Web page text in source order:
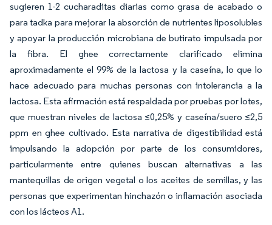
sugieren 1-2 cucharaditas diarias como grasa de acabado o
para tadka para mejorar la absorción de nutrientes liposolubles
y apoyar la producción microbiana de butirato impulsada por
la fibra. El ghee correctamente clarificado elimina
aproximadamente el 99% de la lactosa y la caseína, lo que lo
hace adecuado para muchas personas con intolerancia a la
lactosa. Esta afirmación está respaldada por pruebas por lotes,
que muestran niveles de lactosa ≤0,25% y caseína/suero ≤2,5
ppm en ghee cultivado. Esta narrativa de digestibilidad está
impulsando la adopción por parte de los consumidores,
particularmente entre quienes buscan alternativas a las
mantequillas de origen vegetal o los aceites de semillas, y las
personas que experimentan hinchazón o inflamación asociada
con los lácteos A1.